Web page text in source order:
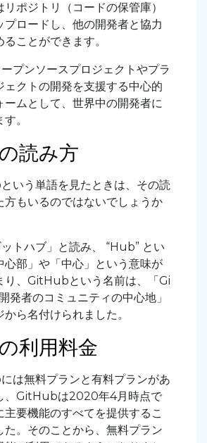
ポジトリ（コードの保管庫）
プロードし、他の開発者と協力
ことができます。
プンソースプロジェクトやプラ
ェクトの開発を支援する中心的
ームとして、世界中の開発者に
。
読み方
いう単語を見たときは、その読
方もいるのではないでしょうか
トハブ」と読み、 “Hub” とい
心部」や「中心」という意味が
り、GitHubという名前は、「Gi
発者のコミュニティの中心地」
ら名付けられました。
利用料金
は無料プランと有料プランがあ
、GitHubは2020年4月時点で
主要機能のすべてを提供するこ
た。そのことから、無料プラン